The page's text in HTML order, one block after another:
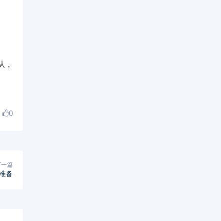
0
篇
备